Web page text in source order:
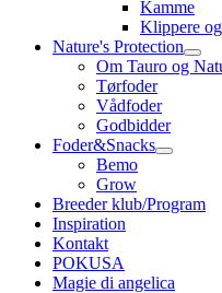
Kamme
Klippere
Nature's Protection
Om Tauro og
Tørfoder
Vådfoder
Godbidder
Foder&Snacks
Bemo
Grow
Breeder klub/Program
Inspiration
Kontakt
POKUSA
Magie di angelica